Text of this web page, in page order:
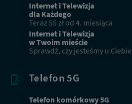
Internet i Telewizja
dla Każdego
Teraz 55 zł od 4. miesiąca
Internet i Telewizja
w Twoim mieście
Sprawdź, czy jesteśmy u Ciebie
Telefon 5G
Telefon komórkowy 5G